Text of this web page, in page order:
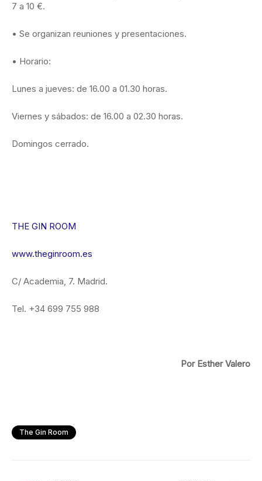
7 a 10 €.
• Se organizan reuniones y presentaciones.
• Horario:
Lunes a jueves: de 16.00 a 01.30 horas.
Viernes y sábados: de 16.00 a 02.30 horas.
Domingos cerrado.
THE GIN ROOM
www.theginroom.es
C/ Academia, 7. Madrid.
Tel. +34 699 755 988
Por Esther Valero
The Gin Room